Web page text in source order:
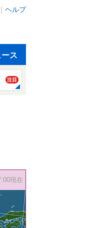
ヘルプ
ス
注目
現在